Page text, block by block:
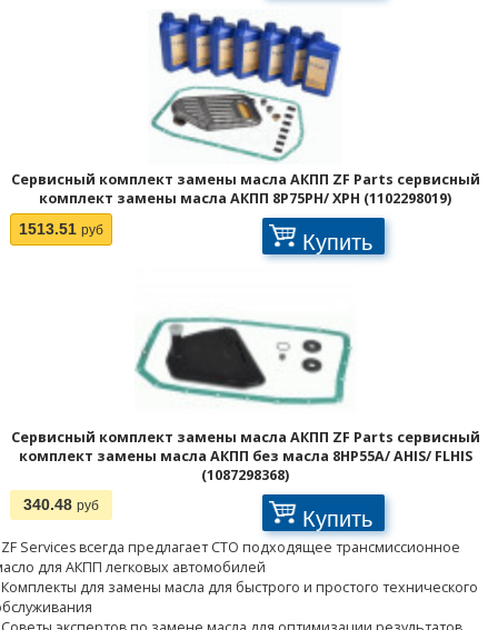
Сервисный комплект замены масла АКПП ZF Parts сервисный
комплект замены масла АКПП 8P75PH/ XPH (1102298019)
1513.51 руб Купить
Сервисный комплект замены масла АКПП ZF Parts сервисный
комплект замены масла АКПП без масла 8HP55A/ AHIS/ FLHIS
(1087298368)
340.48 руб Купить
Services всегда предлагает СТО подходящее трансмиссионное
для АКПП легковых автомобилей
для замены масла для быстрого и простого технического